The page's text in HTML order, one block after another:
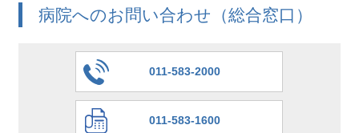
病院へのお問い合わせ（総合窓口）
011-583-2000
011-583-1600